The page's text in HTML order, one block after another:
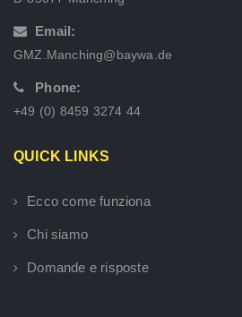
Email:
GMZ.Manching@baywa.de
Phone:
+49 (0) 8459 3274 44
QUICK LINKS
Ecco come funziona
Chi siamo
Domande e risposte